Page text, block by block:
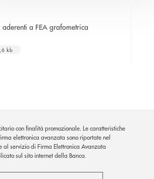
aderenti a FEA grafometrica
kb
con finalità promozionale. Le caratteristiche
elettronica avanzata sono riportate nel
al servizio di Firma Elettronica Avanzata
sul sito internet della Banca.